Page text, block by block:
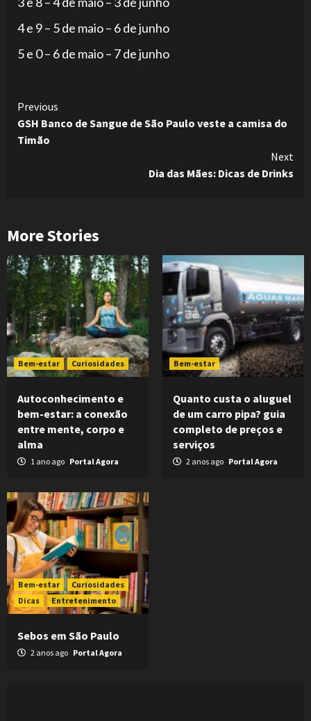
4 e 9 – 5 de maio – 6 de junho
5 e 0 – 6 de maio – 7 de junho
Continue
Reading
Previous
GSH Banco de Sangue de São Paulo veste a camisa do
Timão
Next
Dia das Mães: Dicas de Drinks
More Stories
Bem-estar Curiosidades
Autoconhecimento e
bem-estar: a conexão
entre mente, corpo e
alma
1 ano ago Portal Agora
Bem-estar
Quanto custa o aluguel
de um carro pipa? guia
completo de preços e
serviços
2 anos ago Portal Agora
Bem-estar
Curiosidades
Dicas
Entretenimento
Sebos em São Paulo
2 anos ago Portal Agora